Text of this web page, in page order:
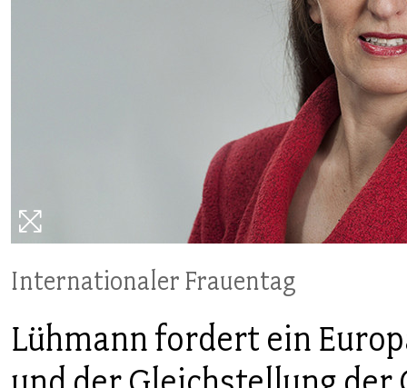
MITGLIEDSCHAFT & SERVICE
Internationaler Frauentag
Lühmann fordert ein